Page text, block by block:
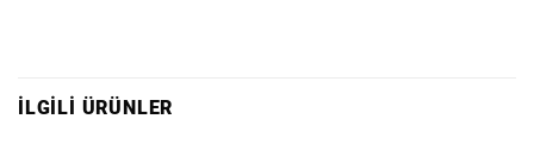
İLGILI ÜRÜNLER